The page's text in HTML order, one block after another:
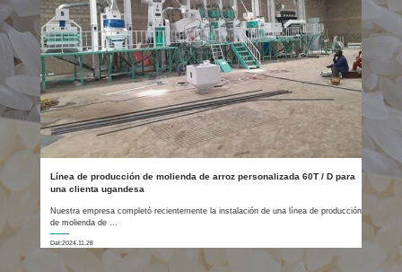
Línea de producción de molienda de arroz personalizada 60T / D para
una clienta ugandesa
Nuestra empresa completó recientemente la instalación de una línea de producción
de molienda de ...
Dat:2024.11.28